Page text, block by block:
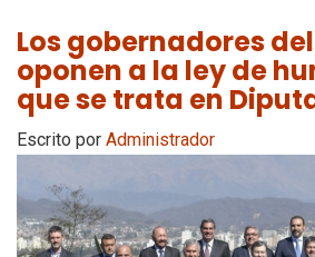
Los gobernadores
oponen a la ley de
que se trata en
Escrito por Administrador